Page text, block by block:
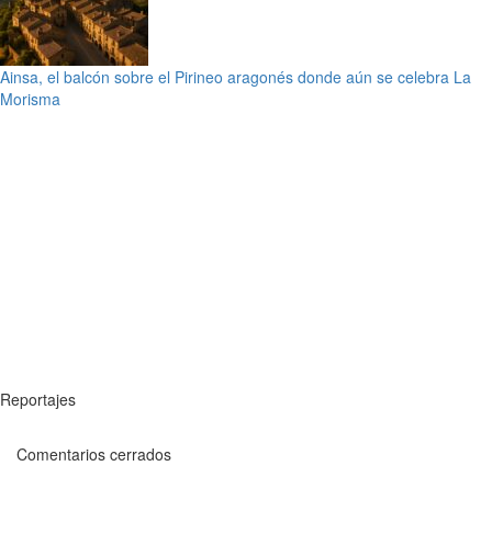
Ainsa, el balcón sobre el Pirineo aragonés donde aún se celebra La
Morisma
Reportajes
Comentarios cerrados